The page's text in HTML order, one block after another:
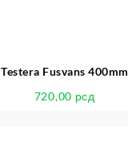
Testera Fusvans 400mm
720,00 рсд